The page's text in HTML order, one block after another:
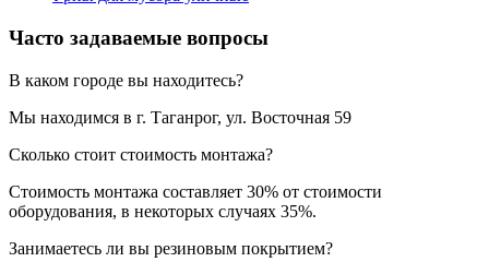
Часто задаваемые вопросы
В каком городе вы находитесь?
Мы находимся в г. Таганрог, ул. Восточная 59
Сколько стоит стоимость монтажа?
Стоимость монтажа составляет 30% от стоимости
оборудования, в некоторых случаях 35%.
Занимаетесь ли вы резиновым покрытием?